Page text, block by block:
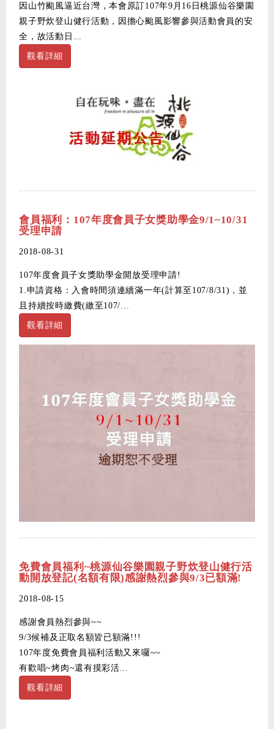
因山竹颱風逼近台灣，本會原訂107年9月16日桃源仙谷樂園
親子野炊登山健行活動，因擔心颱風影響參與活動會員的安
全，故活動日...
觀看詳細
會員福利：107年度會員子女獎助學金9/1~10/31
受理申請
2018-08-31
107年度會員子女獎助學金開放受理申請!
1.申請資格：入會時間須連續滿一年(計算至107/8/31)，並
且持續按時繳費(繳至107/...
觀看詳細
免費會員福利~桃源仙谷樂園親子野炊登山健行活
動開放登記(名額有限)感謝熱烈參與9/3已額滿!
2018-08-15
感謝會員熱烈參與~~
9/3候補及正取名額皆已額滿!!!
107年度免費會員福利活動又來囉~~
有歡唱~烤肉~還有摸彩活...
觀看詳細